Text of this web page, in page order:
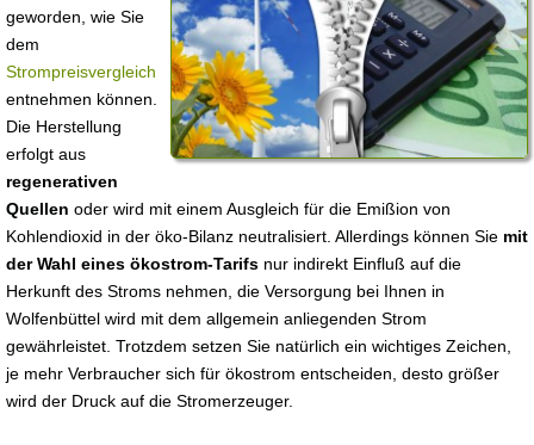
geworden, wie Sie
dem
Strompreisvergleich
entnehmen können.
Die Herstellung
erfolgt aus
regenerativen
Quellen oder wird mit einem Ausgleich für die Emißion von
Kohlendioxid in der öko-Bilanz neutralisiert. Allerdings können Sie mit
der Wahl eines ökostrom-Tarifs nur indirekt Einfluß auf die
Herkunft des Stroms nehmen, die Versorgung bei Ihnen in
Wolfenbüttel wird mit dem allgemein anliegenden Strom
gewährleistet. Trotzdem setzen Sie natürlich ein wichtiges Zeichen,
je mehr Verbraucher sich für ökostrom entscheiden, desto größer
wird der Druck auf die Stromerzeuger.